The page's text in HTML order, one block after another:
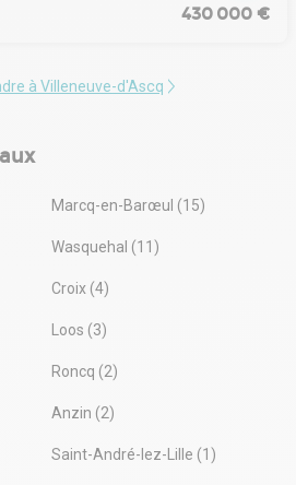
430 000 €
à Villeneuve-d'Ascq
Marcq-en-Barœul (15)
Wasquehal (11)
Croix (4)
Loos (3)
Roncq (2)
Anzin (2)
Saint-André-lez-Lille (1)